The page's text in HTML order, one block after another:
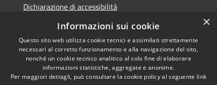
Dichiarazione di accessibilità
Piano di miglioramento del sito
Accessibility
Copyright © 2026 • Comune di
Dalmine • Powered by
×
Informazioni sui cookie
Questo sito web utilizza cookie tecnici e assimilati strettamente
necessari al corretto funzionamento e alla navigazione del sito,
nonché un cookie tecnico analitico al solo fine di elaborare
informazioni statistiche, aggregate e anonime.
Per maggiori dettagli, può consultare la cookie policy al seguente link